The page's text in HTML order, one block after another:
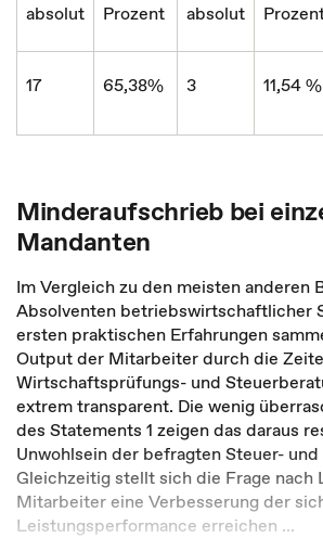
absolut Prozent absolut
17 65,38% 3 11,54 %
Minderaufschrieb bei
Mandanten
Im Vergleich zu den meisten anderen
Absolventen betriebswirtschaftlicher
ersten praktischen Erfahrungen
Output der Mitarbeiter durch die
Wirtschaftsprüfungs- und
extrem transparent. Die wenig
des Statements 1 zeigen das daraus
Unwohlsein der befragten Steuer-
Gleichzeitig stellt sich die Frage nach
Mitarbeiter eine Verbesserung der
Leistungsperformance erreichen ...